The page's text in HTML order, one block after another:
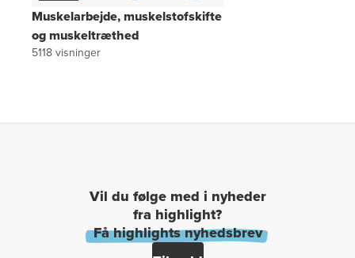
Muskelarbejde, muskelstofskifte
og muskeltræthed
5118visninger
Vil du følge med i nyheder
fra highlight?
Få highlights nyhedsbrev